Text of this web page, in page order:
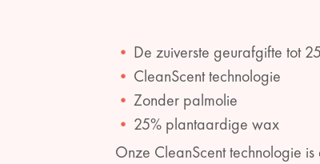
De zuiverste geurafgifte tot
CleanScent technologie
Zonder palmolie
25% plantaardige wax
Onze CleanScent technologie